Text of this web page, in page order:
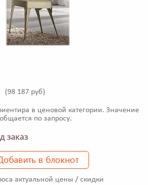
(98 187 руб)
в ценовой категории. Значение
по запросу.
заказ
в блокнот
актуальной цены / скидки